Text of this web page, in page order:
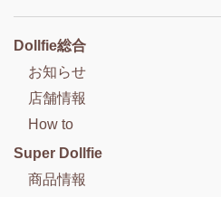
Dollfie総合
お知らせ
店舗情報
How to
Super Dollfie
商品情報